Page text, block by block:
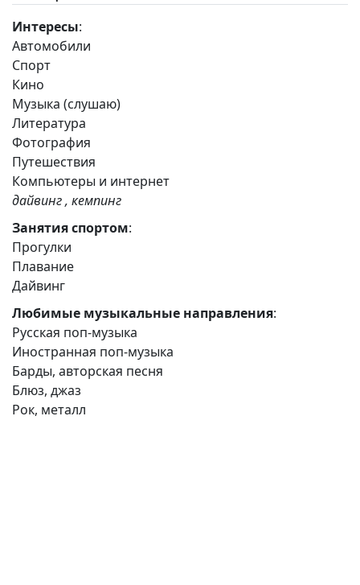
Интересы:
Автомобили
Спорт
Кино
Музыка (слушаю)
Литература
Фотография
Путешествия
Компьютеры и интернет
дайвинг , кемпинг
Занятия спортом:
Прогулки
Плавание
Дайвинг
Любимые музыкальные направления:
Русская поп-музыка
Иностранная поп-музыка
Барды, авторская песня
Блюз, джаз
Рок, металл